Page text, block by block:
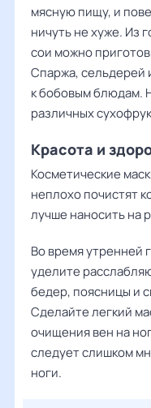
мясную пищу, и
ничуть не хуже. Из
сои можно
Спаржа, сельдерей
к бобовым блюдам.
различных
Красота и
Косметические
неплохо почистят
лучше наносить на
Во время утренней
уделите
бедер, поясницы и
Сделайте легкий
очищения вен на
следует слишком
ноги.